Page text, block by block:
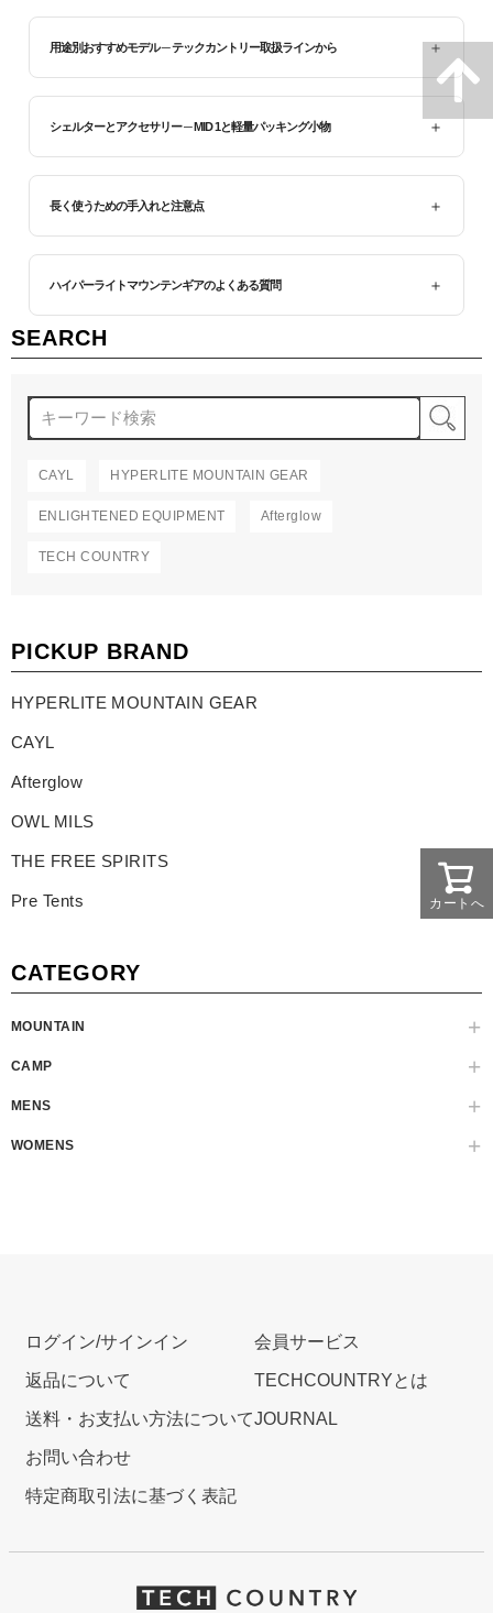
SEARCH
CAYL HYPERLITE MOUNTAIN GEAR
ENLIGHTENED EQUIPMENT Afterglow
TECH COUNTRY
PICKUP BRAND
HYPERLITE MOUNTAIN GEAR
CAYL
Afterglow
OWL MILS
THE FREE SPIRITS
Pre Tents
CATEGORY
MOUNTAIN
CAMP
MENS
WOMENS
用途別おすすめモデル ─ テックカントリー取扱ラインから
シェルターとアクセサリー ─ MID 1と軽量パッキング小物
長く使うための手入れと注意点
ハイパーライトマウンテンギアのよくある質問
カートへ
ログイン/サインイン
返品について
送料・お支払い方法について
お問い合わせ
特定商取引法に基づく表記
会員サービス
TECHCOUNTRYとは
JOURNAL